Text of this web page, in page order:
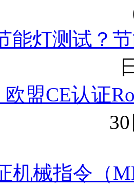
能灯测试？
盟CE认证
机械指令（